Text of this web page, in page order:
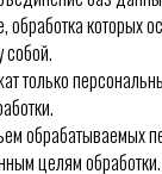
которых
только
обрабатываемых
целям